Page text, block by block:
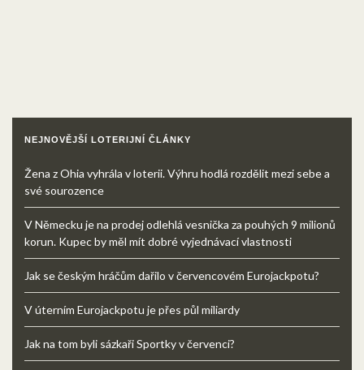
NEJNOVĚJŠÍ LOTERIJNÍ ČLÁNKY
Žena z Ohia vyhrála v loterii. Výhru hodlá rozdělit mezi sebe a
své sourozence
V Německu je na prodej odlehlá vesnička za pouhých 9 milionů
korun. Kupec by měl mít dobré vyjednávací vlastnosti
Jak se českým hráčům dařilo v červencovém Eurojackpotu?
V úterním Eurojackpotu je přes půl miliardy
Jak na tom byli sázkaři Sportky v červenci?